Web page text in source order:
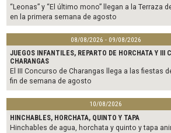
“Leonas” y “El último mono” llegan a la Terraza
en la primera semana de agosto
08/08/2026 - 09/08/2026
JUEGOS INFANTILES, REPARTO DE HORCHATA Y III
CHARANGAS
El III Concurso de Charangas llega a las fiestas
fin de semana de agosto
10/08/2026
HINCHABLES, HORCHATA, QUINTO Y TAPA
Hinchables de agua, horchata y quinto y tapa